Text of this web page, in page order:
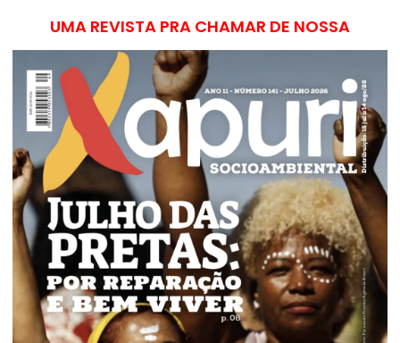
UMA REVISTA PRA CHAMAR DE NOSSA